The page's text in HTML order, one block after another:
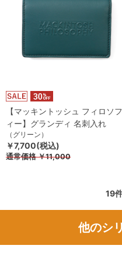
【マッキントッシュ フィロソフ
ィー】グランディ 名刺入れ
（グリーン）
￥7,700(税込)
通常価格￥11,000
19
他のシ